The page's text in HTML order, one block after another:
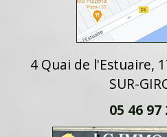
4 Quai de l'Estuaire,
SUR-
05 46 97